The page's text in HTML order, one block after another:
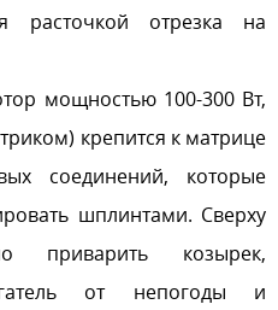
расточкой отрезка на
мощностью 100-300 Вт,
крепится к матрице
соединений, которые
шплинтами. Сверху
приварить козырек,
от непогоды и